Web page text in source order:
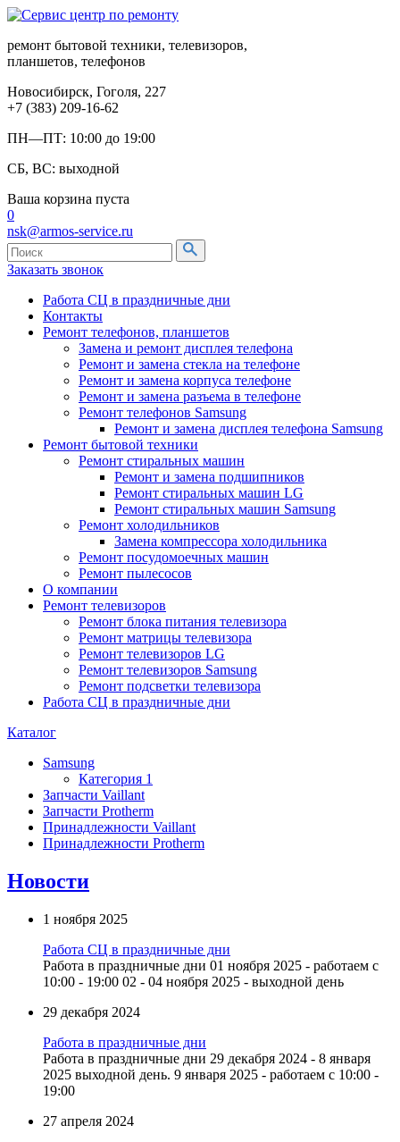
ремонт бытовой техники, телевизоров,
планшетов, телефонов
Новосибирск, Гоголя, 227
+7 (383) 209-16-62
ПН—ПТ: 10:00 до 19:00
СБ, ВС: выходной
Ваша корзина пуста
0
nsk@armos-service.ru
Заказать звонок
Работа СЦ в праздничные дни
Контакты
Ремонт телефонов, планшетов
Замена и ремонт дисплея телефона
Ремонт и замена стекла на телефоне
Ремонт и замена корпуса телефоне
Ремонт и замена разъема в телефоне
Ремонт телефонов Samsung
Ремонт и замена дисплея телефона Samsung
Ремонт бытовой техники
Ремонт стиральных машин
Ремонт и замена подшипников
Ремонт стиральных машин LG
Ремонт стиральных машин Samsung
Ремонт холодильников
Замена компрессора холодильника
Ремонт посудомоечных машин
Ремонт пылесосов
О компании
Ремонт телевизоров
Ремонт блока питания телевизора
Ремонт матрицы телевизора
Ремонт телевизоров LG
Ремонт телевизоров Samsung
Ремонт подсветки телевизора
Работа СЦ в праздничные дни
Каталог
Samsung
Категория 1
Запчасти Vaillant
Запчасти Protherm
Принадлежности Vaillant
Принадлежности Protherm
Новости
1 ноября 2025
Работа СЦ в праздничные дни
Работа в праздничные дни 01 ноября 2025 - работаем с
10:00 - 19:00 02 - 04 ноября 2025 - выходной день
29 декабря 2024
Работа в праздничные дни
Работа в праздничные дни 29 декабря 2024 - 8 января
2025 выходной день. 9 января 2025 - работаем с 10:00 -
19:00
27 апреля 2024